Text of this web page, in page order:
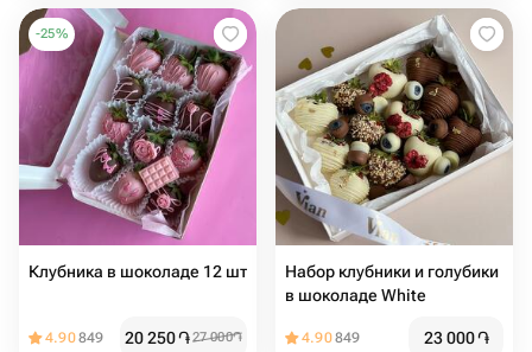
-25%
Клубника в шоколаде 12 шт
4.90849 20 250֏27 000֏
Набор клубники и голубики
в шоколаде White
4.90849 23 000֏